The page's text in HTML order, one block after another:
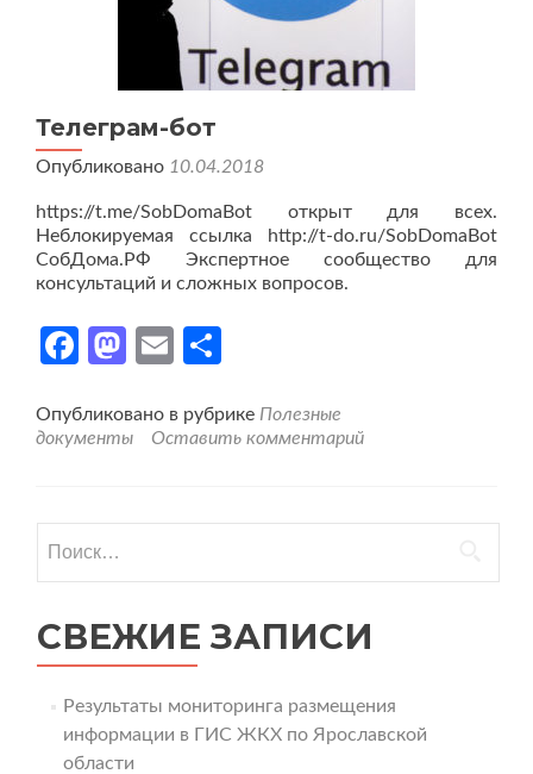
Телеграм-бот
Опубликовано 10.04.2018
https://t.me/SobDomaBot открыт для всех.
Неблокируемая ссылка http://t-do.ru/SobDomaBot
СобДома.РФ Экспертное сообщество для
консультаций и сложных вопросов.
Facebook
Mastodon
Email
Опубликовано в рубрике Полезные
документы
Оставить комментарий
СВЕЖИЕ ЗАПИСИ
Результаты мониторинга размещения
информации в ГИС ЖКХ по Ярославской
области